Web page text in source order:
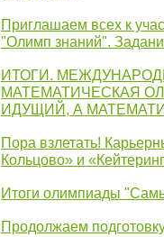
Приглашаем всех к
"Олимп знаний".
ИТОГИ.
МАТЕМАТИЧЕСКАЯ
ИДУЩИЙ, А
Пора взлетать!
Кольцово» и
Итоги олимпиады
Продолжаем